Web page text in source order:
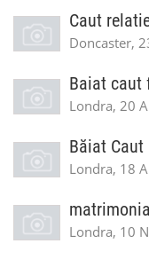
Caut
Doncaster,
Baiat caut
Londra, 20
Băiat Caut
Londra, 18
Londra, 10